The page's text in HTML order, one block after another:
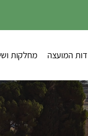
המועצה מחלקות